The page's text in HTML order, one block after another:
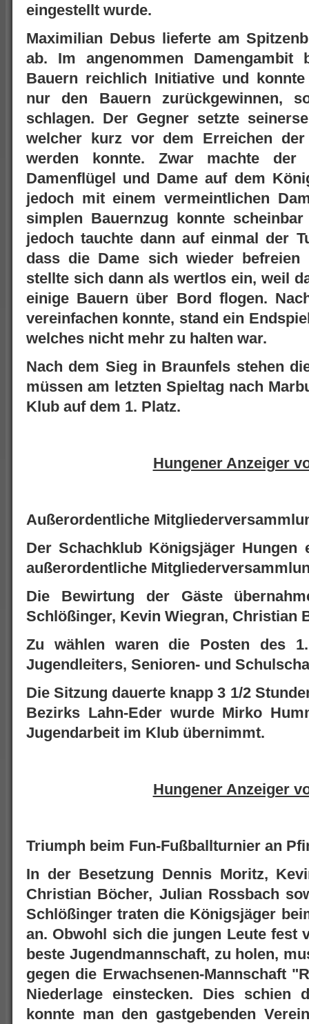
eingestellt wurde.
Maximilian Debus lieferte am
ab. Im angenommen
Bauern reichlich Initiative und
nur den Bauern zurückgewinnen,
schlagen. Der Gegner setzte
welcher kurz vor dem Erreichen der
werden konnte. Zwar machte
Damenflügel und Dame auf dem
jedoch mit einem vermeintlichen
simplen Bauernzug konnte
jedoch tauchte dann auf einmal der
dass die Dame sich wieder befreien
stellte sich dann als wertlos ein, weil
einige Bauern über Bord flogen.
vereinfachen konnte, stand ein
welches nicht mehr zu halten war.
Nach dem Sieg in Braunfels stehen
müssen am letzten Spieltag nach
Klub auf dem 1. Platz.
Hungener Anzeiger
Außerordentliche
Der Schachklub Königsjäger Hungen
außerordentliche
Die Bewirtung der Gäste
Schlößinger, Kevin Wiegran, Christian
Zu wählen waren die Posten des 1.
Jugendleiters, Senioren- und
Die Sitzung dauerte knapp 3 1/2
Bezirks Lahn-Eder wurde Mirko
Jugendarbeit im Klub übernimmt.
Hungener Anzeiger
Triumph beim Fun-Fußballturnier an
In der Besetzung Dennis Moritz,
Christian Böcher, Julian Rossbach
Schlößinger traten die Königsjäger
an. Obwohl sich die jungen Leute fest
beste Jugendmannschaft, zu holen,
gegen die Erwachsenen-Mannschaft
Niederlage einstecken. Dies schien
konnte man den gastgebenden